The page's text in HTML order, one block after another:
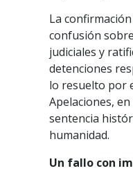
La
confusión
judiciales y
detenciones
lo resuelto por
Apelaciones,
sentencia
humanidad.
Un fallo con